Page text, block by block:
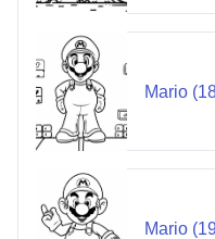
Mario
Mario